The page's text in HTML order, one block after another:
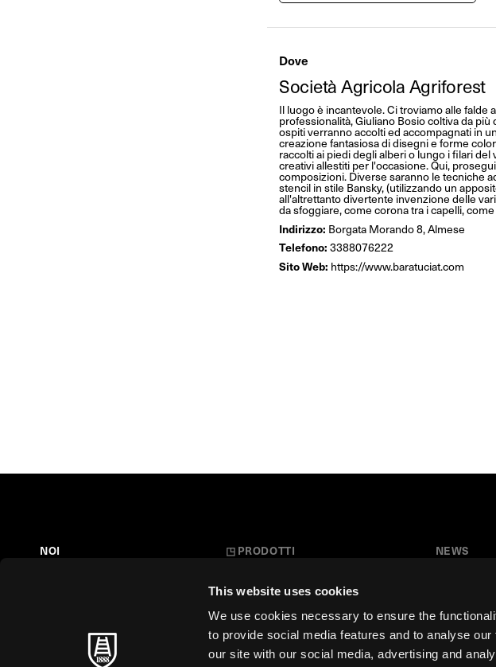
This website uses cookies
We use cookies necessary to ensure the
to provide social media features and to analyse
our site with our social media, advertising and
Dove
Società Agricola Agriforest
Il luogo è incantevole. Ci troviamo alle
professionalità, Giuliano Bosio coltiva da
ospiti verranno accolti ed accompagnati in
creazione fantasiosa di disegni e forme
raccolti ai piedi degli alberi o lungo i filari
creativi allestiti per l'occasione. Qui,
composizioni. Diverse saranno le tecniche
stencil in stile Bansky, (utilizzando un
all'altrettanto divertente invenzione delle
da sfoggiare, come corona tra i capelli,
Indirizzo: Borgata Morando 8, Almese
Telefono: 3388076222
Sito Web: https://www.baratuciat.com
NOI
MAESTRI SENZA TEMPO
◳ PRODOTTI
Carte Creative
Cartoleria
NEWS
Festival